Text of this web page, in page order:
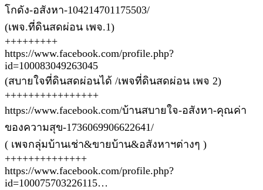
โกดัง-อสังหา-104214701175503/
(เพจ.ที่ดินสดผ่อน เพจ.1)
+++++++++
https://www.facebook.com/profile.php?
id=100083049263045
(สบายใจที่ดินสดผ่อนได้ /เพจที่ดินสดผ่อน เพจ 2)
++++++++++++++++
https://www.facebook.com/บ้านสบายใจ-อสังหา-คุณค่า
ของความสุข-1736069906622641/
( เพจกลุ่มบ้านเช่า&ขายบ้าน&อสังหาฯต่างๆ )
++++++++++++++
https://www.facebook.com/profile.php?
id=100075703226115…